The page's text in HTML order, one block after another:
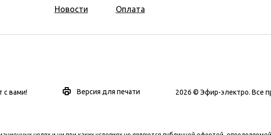
Новости
Оплата
с вами! Версия для печати 2026 © Эфир-электро. Все